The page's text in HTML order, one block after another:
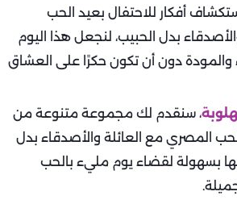
أفكار للاحتفال بعيد الحب
بدل الحبيب، لنجعل هذا اليوم
والمودة دون أن تكون حكرًا على العشاق
، سنقدم لك مجموعة متنوعة من
المصري مع العائلة والأصدقاء بدل
بسهولة لقضاء يوم مليء بالحب